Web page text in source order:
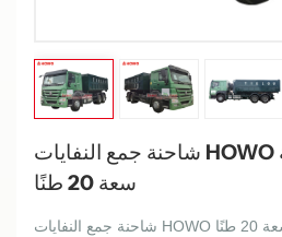
شاحنة جمع النفايات HOWO ذات رافعة خطافية
سعة 20 طنًا
شاحنة جمع النفايات HOWO ذات الرافعة الخطافية سعة 20 طنًا